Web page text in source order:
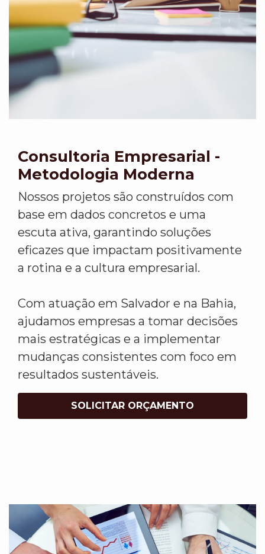
Consultoria Empresarial -
Metodologia Moderna
Nossos projetos são construídos com
base em dados concretos e uma
escuta ativa, garantindo soluções
eficazes que impactam positivamente
a rotina e a cultura empresarial.
Com atuação em Salvador e na Bahia,
ajudamos empresas a tomar decisões
mais estratégicas e a implementar
mudanças consistentes com foco em
resultados sustentáveis.
SOLICITAR ORÇAMENTO